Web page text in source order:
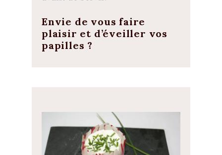
Envie de vous faire
plaisir et d’éveiller vos
papilles ?